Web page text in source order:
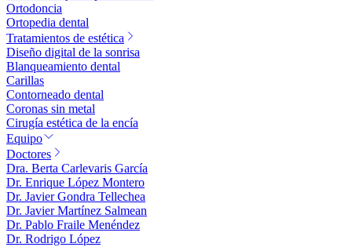
Ortodoncia
Ortopedia dental
Tratamientos de estética
Diseño digital de la sonrisa
Blanqueamiento dental
Carillas
Contorneado dental
Coronas sin metal
Cirugía estética de la encía
Equipo
Doctores
Dra. Berta Carlevaris García
Dr. Enrique López Montero
Dr. Javier Gondra Tellechea
Dr. Javier Martínez Salmean
Dr. Pablo Fraile Menéndez
Dr. Rodrigo López